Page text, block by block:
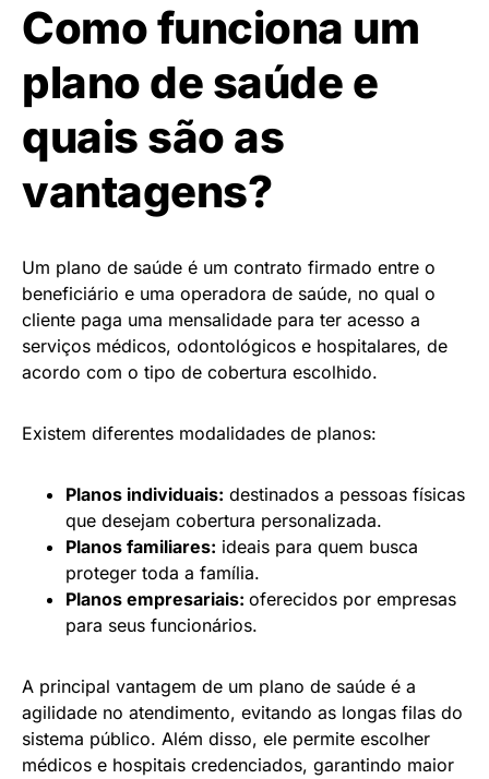
Como funciona um
plano de saúde e
quais são as
vantagens?
Um plano de saúde é um contrato firmado entre o
beneficiário e uma operadora de saúde, no qual o
cliente paga uma mensalidade para ter acesso a
serviços médicos, odontológicos e hospitalares, de
acordo com o tipo de cobertura escolhido.
Existem diferentes modalidades de planos:
Planos individuais: destinados a pessoas físicas
que desejam cobertura personalizada.
Planos familiares: ideais para quem busca
proteger toda a família.
Planos empresariais: oferecidos por empresas
para seus funcionários.
A principal vantagem de um plano de saúde é a
agilidade no atendimento, evitando as longas filas do
sistema público. Além disso, ele permite escolher
médicos e hospitais credenciados, garantindo maior